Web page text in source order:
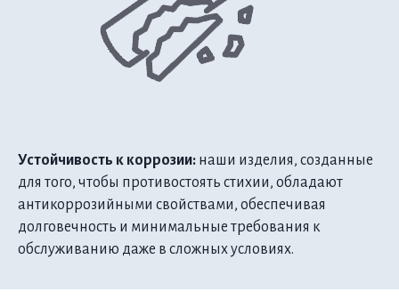
Устойчивость к коррозии: наши изделия, созданные
для того, чтобы противостоять стихии, обладают
антикоррозийными свойствами, обеспечивая
долговечность и минимальные требования к
обслуживанию даже в сложных условиях.